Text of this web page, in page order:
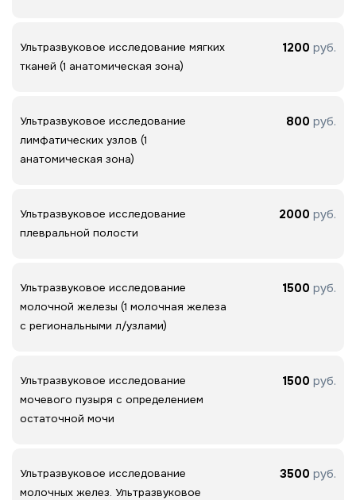
Ультразвуковое исследование мягких
тканей (1 анатомическая зона)
1200 руб.
Ультразвуковое исследование
лимфатических узлов (1
анатомическая зона)
800 руб.
Ультразвуковое исследование
плевральной полости
2000 руб.
Ультразвуковое исследование
молочной железы (1 молочная железа
с региональными л/узлами)
1500 руб.
Ультразвуковое исследование
мочевого пузыря с определением
остаточной мочи
1500 руб.
Ультразвуковое исследование
молочных желез. Ультразвуковое
3500 руб.